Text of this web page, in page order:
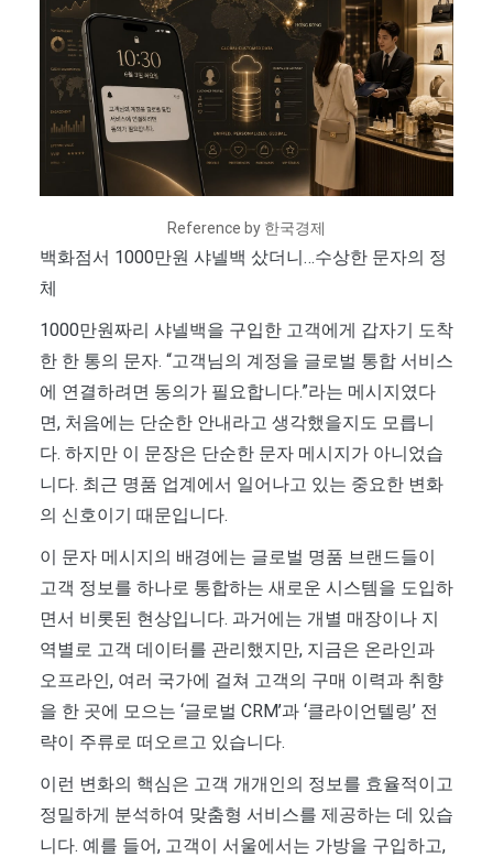
Reference by 한국경제
백화점서 1000만원 샤넬백 샀더니…수상한 문자의 정
체
1000만원짜리 샤넬백을 구입한 고객에게 갑자기 도착
한 한 통의 문자. “고객님의 계정을 글로벌 통합 서비스
에 연결하려면 동의가 필요합니다.”라는 메시지였다
면, 처음에는 단순한 안내라고 생각했을지도 모릅니
다. 하지만 이 문장은 단순한 문자 메시지가 아니었습
니다. 최근 명품 업계에서 일어나고 있는 중요한 변화
의 신호이기 때문입니다.
이 문자 메시지의 배경에는 글로벌 명품 브랜드들이
고객 정보를 하나로 통합하는 새로운 시스템을 도입하
면서 비롯된 현상입니다. 과거에는 개별 매장이나 지
역별로 고객 데이터를 관리했지만, 지금은 온라인과
오프라인, 여러 국가에 걸쳐 고객의 구매 이력과 취향
을 한 곳에 모으는 ‘글로벌 CRM’과 ‘클라이언텔링’ 전
략이 주류로 떠오르고 있습니다.
이런 변화의 핵심은 고객 개개인의 정보를 효율적이고
정밀하게 분석하여 맞춤형 서비스를 제공하는 데 있습
니다. 예를 들어, 고객이 서울에서는 가방을 구입하고,